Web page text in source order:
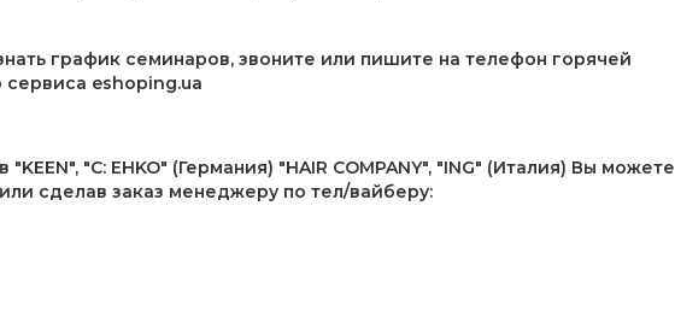
график семинаров, звоните или пишите на телефон горячей
eshoping.ua
"C: EHKO" (Германия) "HAIR COMPANY", "ING" (Италия) Вы можете
сделав заказ менеджеру по тел/вайберу: